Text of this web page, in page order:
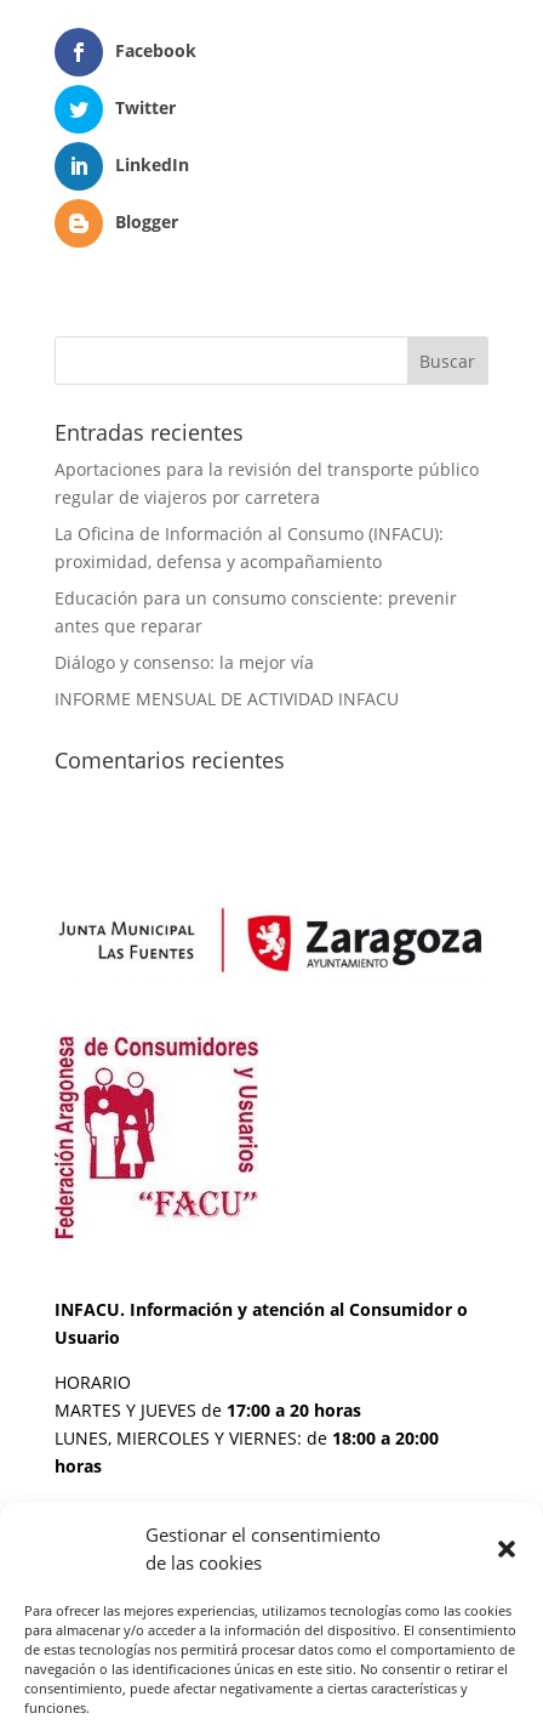
Gestionar el consentimiento
de las cookies
Para ofrecer las mejores experiencias, utilizamos tecnologías como las cookies
para almacenar y/o acceder a la información del dispositivo. El consentimiento
de estas tecnologías nos permitirá procesar datos como el comportamiento de
navegación o las identificaciones únicas en este sitio. No consentir o retirar el
consentimiento, puede afectar negativamente a ciertas características y
funciones.
Facebook
Twitter
LinkedIn
Blogger
Entradas recientes
Aportaciones para la revisión del transporte público
regular de viajeros por carretera
La Oficina de Información al Consumo (INFACU):
proximidad, defensa y acompañamiento
Educación para un consumo consciente: prevenir
antes que reparar
Diálogo y consenso: la mejor vía
INFORME MENSUAL DE ACTIVIDAD INFACU
Comentarios recientes
INFACU. Información y atención al Consumidor o
Usuario
HORARIO
MARTES Y JUEVES de17:00 a 20 horas
LUNES, MIERCOLES Y VIERNES: de 18:00 a 20:00
horas
Teléfono de contacto 976 13 47 92
Federación Aragonesa Consumidores y Usuarios.